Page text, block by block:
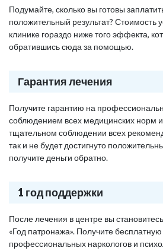
Подумайте, сколько вы готовы
положительный результат? Стоимость
клинике гораздо ниже того эффекта,
обратившись сюда за помощью.
Гарантия лечения
Получите гарантию на
соблюдением всех медицинских норм
тщательном соблюдении всех
так и не будет достигнуто
получите деньги обратно.
1 год поддержки
После лечения в центре вы
«Год патронажа». Получите
профессиональных наркологов и